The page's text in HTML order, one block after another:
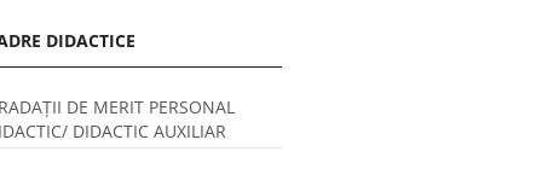
DIDACTICE
DE MERIT PERSONAL
DIDACTIC AUXILIAR